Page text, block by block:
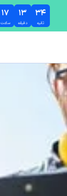
۱۷
ساعت
۱۳
دقیقه
۳۳
ثانیه